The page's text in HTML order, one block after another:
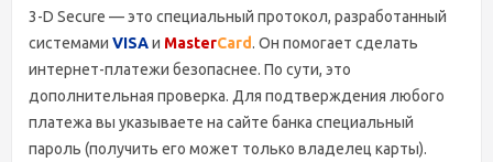
3-D Secure — это специальный протокол, разработанный
системами VISAи MasterCard. Он помогает сделать
интернет-платежи безопаснее. По сути, это
дополнительная проверка. Для подтверждения любого
платежа вы указываете на сайте банка специальный
пароль (получить его может только владелец карты).